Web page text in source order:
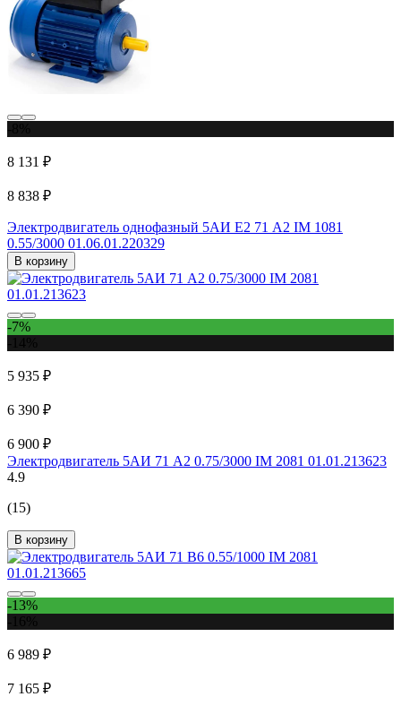
8 131 ₽
8 838 ₽
Электродвигатель однофазный 5АИ Е2 71 A2 IM 1081
0.55/3000 01.06.01.220329
В корзину
-7%
5 935 ₽
6 390 ₽
6 900 ₽
Электродвигатель 5АИ 71 А2 0.75/3000 IM 2081 01.01.213623
4.9
(15)
В корзину
-13%
6 989 ₽
7 165 ₽